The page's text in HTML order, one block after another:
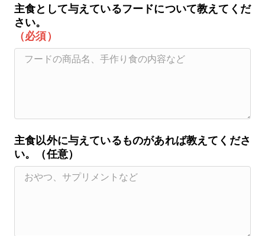
主食として与えているフードについて教えてくだ
さい。
（必須）
主食以外に与えているものがあれば教えてくださ
い。（任意）